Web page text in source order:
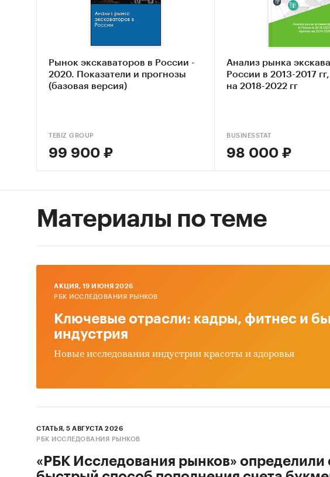
Экскаваторы
Экскаваторы
2022)
Приведена
экскаваторы
детализацией в
средневзвешенной
*Данные после
Евразийского
с января 2017 года
определен
Рынок экскаваторов в России -
2020. Показатели и прогнозы
(базовая версия)
TEBIZ GROUP
99 900 ₽
Анализ рынка
России в 2013-2017
на 2018-2022 гг
BUSINESSTAT
98 000 ₽
Материалы по теме
AКЦИЯ, 19 ИЮНЯ 2026
РБК ИССЛЕДОВАНИЯ РЫНКОВ
Ключевые отрасли: кадры, фитнес и
индустрия
Новые исследования индустрии красоты и здоровья
СТАТЬЯ, 5 АВГУСТА 2026
РБК ИССЛЕДОВАНИЯ РЫНКОВ
«РБК Исследования рынков»